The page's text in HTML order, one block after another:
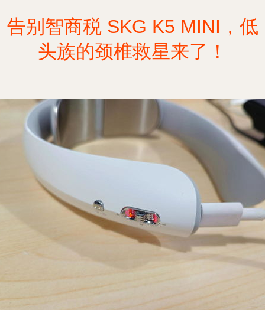
告别智商税 SKG K5 MINI，低
头族的颈椎救星来了！